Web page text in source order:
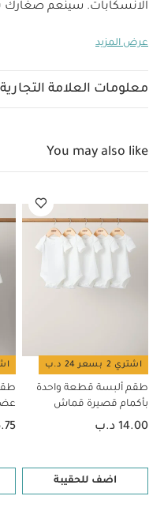
الانسكابات. سينعم صغارك
بنقشة نجوم باللون الأبيض
مواصفات المنتج:
العمر
أو التشابك.
يحفظ بعيدًا
بدرجة حرارة 40 مئوية، وتجفيف على درجة حرارة منخفضة
قطع لحاف ويلكم تو ذا وورلد
طقم شرشف سلة موسى بحواف
عرض المزيد
معلومات العلامة التجارية
You may also like
اشتري 2 بسعر 24 د.ب
طقم ألبسة قطعة واحدة
بأكمام قصيرة قماش
عضوي بلون أبيض - 5 قطع
14.00 د.ب
اضف للحقيبة